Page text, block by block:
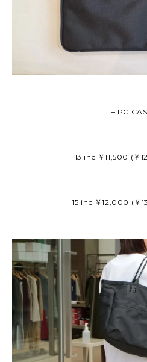
– PC
13 inc ￥11,500 (￥
15 inc ￥12,000 (￥